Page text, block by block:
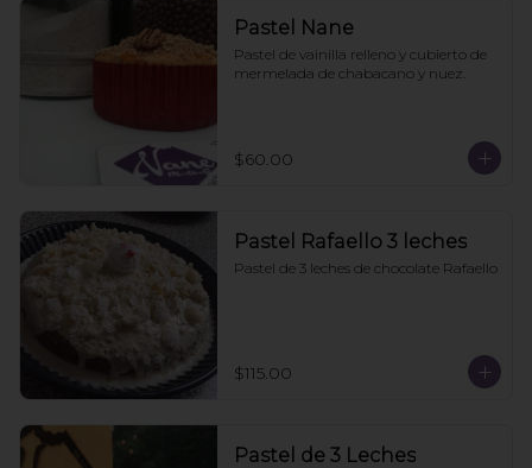
Pastel Nane
Pastel de vainilla relleno y cubierto de
mermelada de chabacano y nuez.
$60.00
Pastel Rafaello 3 leches
Pastel de 3 leches de chocolate Rafaello
$115.00
Pastel de 3 Leches